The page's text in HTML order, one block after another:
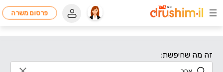
פרסום משרה
זה מה שחיפשת: